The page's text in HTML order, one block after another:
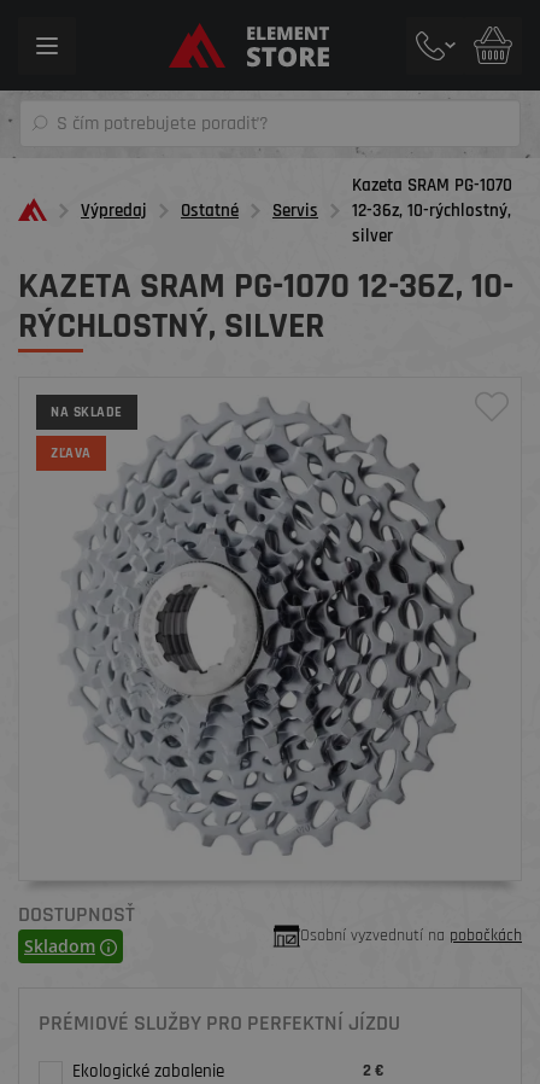
Toggle
Výpredaj Ostatné Servis
Kazeta SRAM PG-1070
12-36z, 10-rýchlostný,
silver
KAZETA SRAM PG-1070 12-36Z, 10-
RÝCHLOSTNÝ, SILVER
NA SKLADE
ZĽAVA
DOSTUPNOSŤ
Skladom Osobní vyzvednutí na pobočkách
PRÉMIOVÉ SLUŽBY PRO PERFEKTNÍ JÍZDU
Ekologické zabalenie 2 €